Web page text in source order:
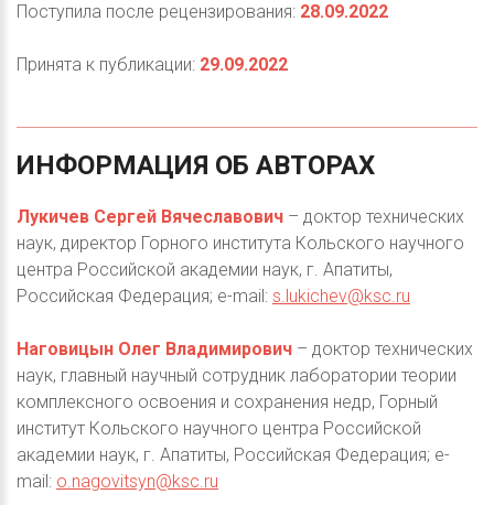
Поступила после рецензирования: 28.09.2022
Принята к публикации: 29.09.2022
ИНФОРМАЦИЯ ОБ АВТОРАХ
Лукичев Сергей Вячеславович – доктор технических
наук, директор Горного института Кольского научного
центра Российской академии наук, г. Апатиты,
Российская Федерация; e-mail: s.lukichev@ksc.ru
Наговицын Олег Владимирович – доктор технических
наук, главный научный сотрудник лаборатории теории
комплексного освоения и сохранения недр, Горный
институт Кольского научного центра Российской
академии наук, г. Апатиты, Российская Федерация; e-
mail: o.nagovitsyn@ksc.ru